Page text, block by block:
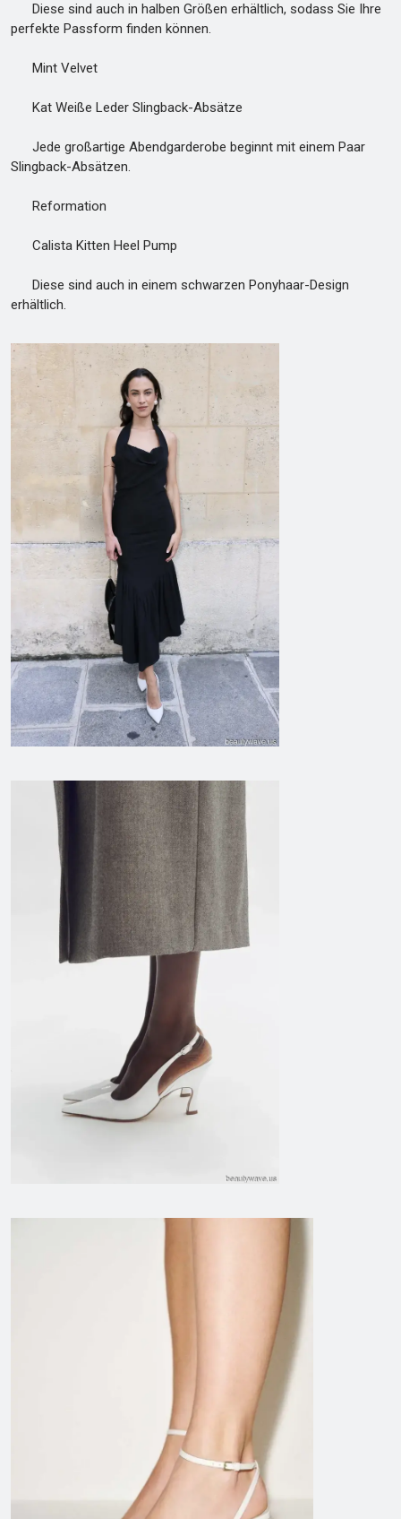
Diese sind auch in halben Größen erhältlich, sodass Sie Ihre
perfekte Passform finden können.
Mint Velvet
Kat Weiße Leder Slingback-Absätze
Jede großartige Abendgarderobe beginnt mit einem Paar
Slingback-Absätzen.
Reformation
Calista Kitten Heel Pump
Diese sind auch in einem schwarzen Ponyhaar-Design
erhältlich.